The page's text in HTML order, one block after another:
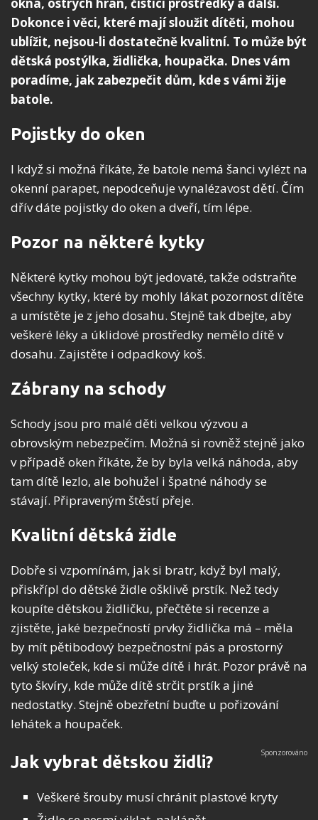
okna, ostrých hran, čisticí prostředky a další.
Dokonce i věci, které mají sloužit dítěti, mohou
ublížit, nejsou-li dostatečně kvalitní. To může být
dětská postýlka, židlička, houpačka. Dnes vám
poradíme, jak zabezpečit dům, kde s vámi žije
batole.
Pojistky do oken
I když si možná říkáte, že batole nemá šanci vylézt na
okenní parapet, nepodceňuje vynalézavost dětí. Čím
dřív dáte pojistky do oken a dveří, tím lépe.
Pozor na některé kytky
Některé kytky mohou být jedovaté, takže odstraňte
všechny kytky, které by mohly lákat pozornost dítěte
a umístěte je z jeho dosahu. Stejně tak dbejte, aby
veškeré léky a úklidové prostředky nemělo dítě v
dosahu. Zajistěte i odpadkový koš.
Zábrany na schody
Schody jsou pro malé děti velkou výzvou a
obrovským nebezpečím. Možná si rovněž stejně jako
v případě oken říkáte, že by byla velká náhoda, aby
tam dítě lezlo, ale bohužel i špatné náhody se
stávají. Připraveným štěstí přeje.
Kvalitní dětská židle
Dobře si vzpomínám, jak si bratr, když byl malý,
přiskřípl do dětské židle ošklivě prstík. Než tedy
koupíte dětskou židličku, přečtěte si recenze a
zjistěte, jaké bezpečností prvky židlička má – měla
by mít pětibodový bezpečnostní pás a prostorný
velký stoleček, kde si může dítě i hrát. Pozor právě na
tyto škvíry, kde může dítě strčit prstík a jiné
nedostatky. Stejně obezřetní buďte u pořizování
lehátek a houpaček.
Jak vybrat dětskou židli?
Veškeré šrouby musí chránit plastové kryty